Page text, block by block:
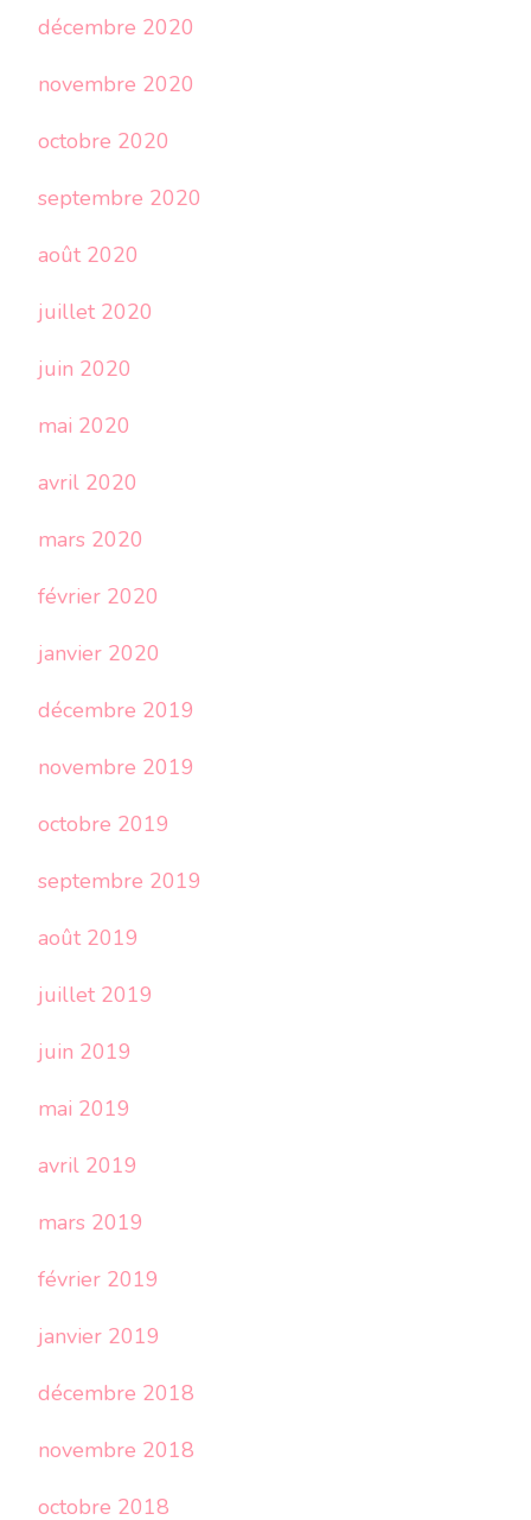
décembre 2020
novembre 2020
octobre 2020
septembre 2020
août 2020
juillet 2020
juin 2020
mai 2020
avril 2020
mars 2020
février 2020
janvier 2020
décembre 2019
novembre 2019
octobre 2019
septembre 2019
août 2019
juillet 2019
juin 2019
mai 2019
avril 2019
mars 2019
février 2019
janvier 2019
décembre 2018
novembre 2018
octobre 2018